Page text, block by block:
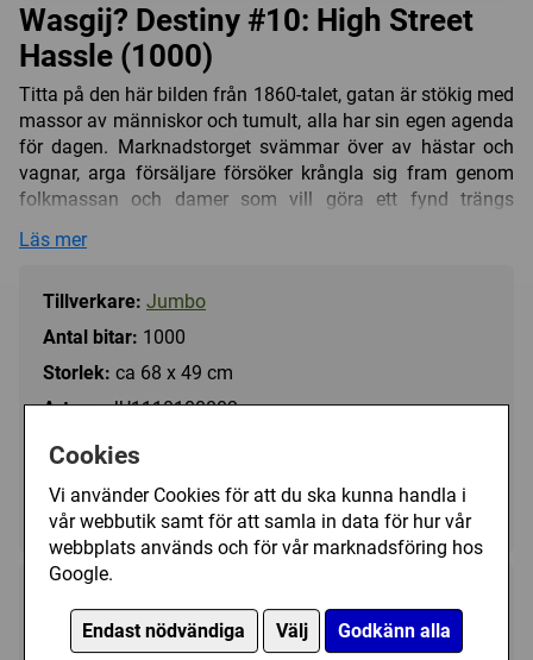
Cookies
Vi använder Cookies för att du ska kunna handla i
vår webbutik samt för att samla in data för hur vår
webbplats används och för vår marknadsföring hos
Google.
Endast nödvändiga Välj Godkänn alla
Wasgij? Destiny #10: High Street
Hassle (1000)
Titta på den här bilden från 1860-talet, gatan är stökig med
massor av människor och tumult, alla har sin egen agenda
för dagen. Marknadstorget svämmar över av hästar och
vagnar, arga försäljare försöker krångla sig fram genom
folkmassan och damer som vill göra ett fynd trängs
fantasi flöda medan du pusslar och ta reda på svaret!
I Wasgij serien Destiny pusslar du inte det motiv du ser på
bilden av pusselasken, istället lägger du motivet i en annan
tidsepok! Ett extra roligt pussel för dig som gillar
pusselutmaningar.
Läs mer
Tillverkare: Jumbo
Antal bitar: 1000
Storlek: ca 68 x 49 cm
Art.nr.:JU1110100802
Kategori(er):
Tecknat/Wasgij?
169 kr Köp